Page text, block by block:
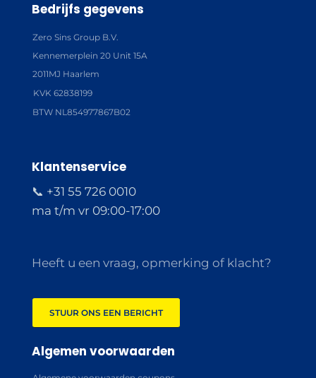
Bedrijfs gegevens
Zero Sins Group B.V.
Kennemerplein 20 Unit 15A
2011MJ Haarlem
KVK 62838199
BTW NL854977867B02
Klantenservice
📞 +31 55 726 0010
ma t/m vr 09:00-17:00
Heeft u een vraag, opmerking of klacht?
STUUR ONS EEN BERICHT
Algemen voorwaarden